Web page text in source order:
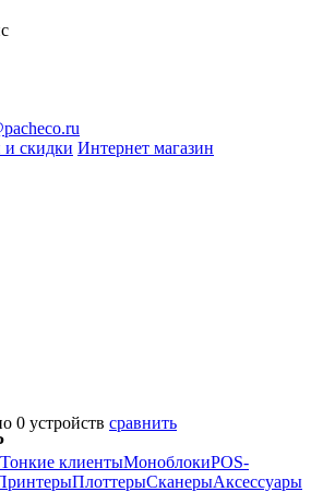
скидки Интернет магазин
0 устройств сравнить
Тонкие клиентыМоноблокиPOS-
ПлоттерыСканерыАксессуары